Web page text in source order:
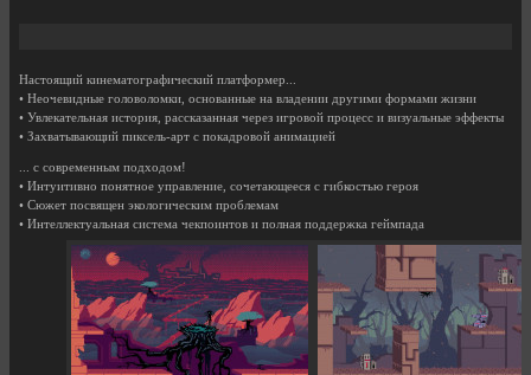
Настоящий кинематографический платформер...
• Неочевидные головоломки, основанные на владении другими формами жизни
• Увлекательная история, рассказанная через игровой процесс и визуальные эффекты
• Захватывающий пиксель-арт с покадровой анимацией
... с современным подходом!
• Интуитивно понятное управление, сочетающееся с гибкостью героя
• Сюжет посвящен экологическим проблемам
• Интеллектуальная система чекпоинтов и полная поддержка геймпада